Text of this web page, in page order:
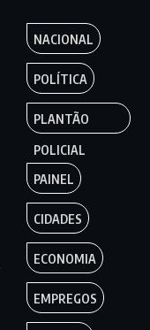
NACIONAL
POLÍTICA
PLANTÃO
POLICIAL
PAINEL
CIDADES
ECONOMIA
EMPREGOS